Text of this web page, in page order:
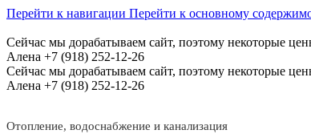
Перейти к навигации Перейти к основному
Сейчас мы дорабатываем сайт, поэтому некоторые
Алена +7 (918) 252-12-26
Сейчас мы дорабатываем сайт, поэтому некоторые
Алена +7 (918) 252-12-26
Отопление, водоснабжение и канализация